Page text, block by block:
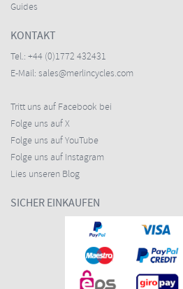
Guides
KONTAKT
Tel.: +44 (0)1772 432431
E-Mail: sales@merlincycles.com
Tritt uns auf Facebook bei
Folge uns auf X
Folge uns auf YouTube
Folge uns auf Instagram
Lies unseren Blog
SICHER EINKAUFEN